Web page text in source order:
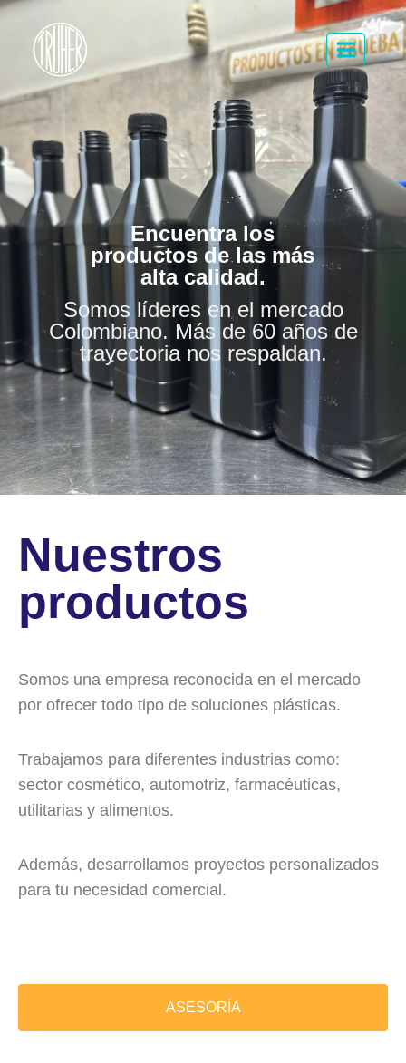
Encuentra los
productos de las más
alta calidad.
Somos líderes en el mercado
Colombiano. Más de 60 años de
trayectoria nos respaldan.
Nuestros
productos
Somos una empresa reconocida en el mercado
por ofrecer todo tipo de soluciones plásticas.
Trabajamos para diferentes industrias como:
sector cosmético, automotriz, farmacéuticas,
utilitarias y alimentos.
Además, desarrollamos proyectos personalizados
para tu necesidad comercial.
ASESORÍA